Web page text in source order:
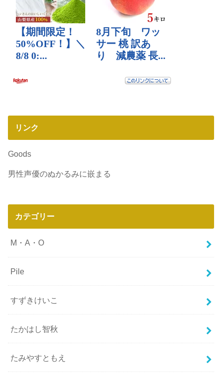
リンク
Goods
男性声優のぬかるみに嵌まる
カテゴリー
M・A・O
Pile
すずきけいこ
たかはし智秋
たみやすともえ